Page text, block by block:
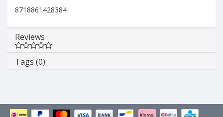
8718861428384
Reviews
Tags (0)